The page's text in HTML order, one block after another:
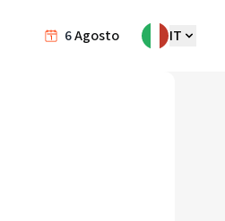
6Agosto IT